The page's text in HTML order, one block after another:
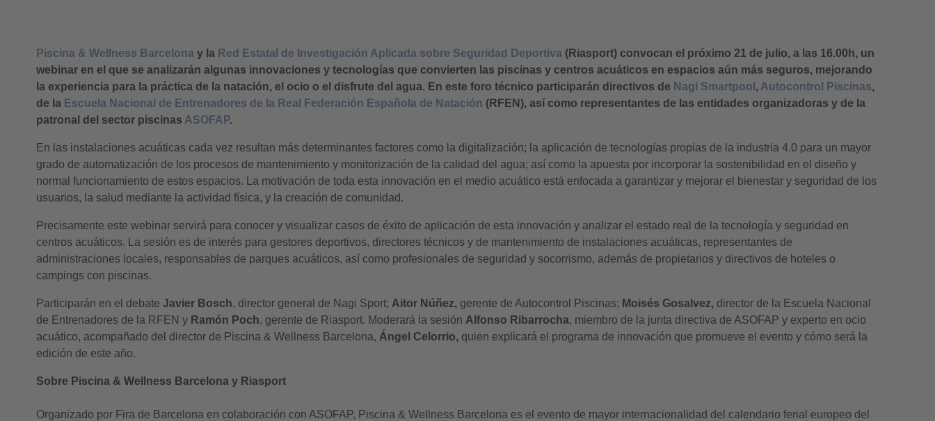
Piscina & Wellness Barcelona y la Red Estatal de Investigación Aplicada sobre Seguridad Deportiva (Riasport) convocan el próximo 21 de julio, a las 16.00h, un
webinar en el que se analizarán algunas innovaciones y tecnologías que convierten las piscinas y centros acuáticos en espacios aún más seguros, mejorando
la experiencia para la práctica de la natación, el ocio o el disfrute del agua. En este foro técnico participarán directivos de Nagi Smartpool , Autocontrol Piscinas,
de la Escuela Nacional de Entrenadores de la Real Federación Española de Natación (RFEN), así como representantes de las entidades organizadoras y de la
patronal del sector piscinas ASOFAP.
En las instalaciones acuáticas cada vez resultan más determinantes factores como la digitalización; la aplicación de tecnologías propias de la industria 4.0 para un mayor
grado de automatización de los procesos de mantenimiento y monitorización de la calidad del agua; así como la apuesta por incorporar la sostenibilidad en el diseño y
normal funcionamiento de estos espacios. La motivación de toda esta innovación en el medio acuático está enfocada a garantizar y mejorar el bienestar y seguridad de los
usuarios, la salud mediante la actividad física, y la creación de comunidad.
Precisamente este webinar servirá para conocer y visualizar casos de éxito de aplicación de esta innovación y analizar el estado real de la tecnología y seguridad en
centros acuáticos. La sesión es de interés para gestores deportivos, directores técnicos y de mantenimiento de instalaciones acuáticas, representantes de
administraciones locales, responsables de parques acuáticos, así como profesionales de seguridad y socorrismo, además de propietarios y directivos de hoteles o
campings con piscinas.
Participarán en el debate Javier Bosch, director general de Nagi Sport; Aitor Núñez, gerente de Autocontrol Piscinas; Moisés Gosalvez, director de la Escuela Nacional
de Entrenadores de la RFEN y Ramón Poch, gerente de Riasport. Moderará la sesión Alfonso Ribarrocha, miembro de la junta directiva de ASOFAP y experto en ocio
acuático, acompañado del director de Piscina & Wellness Barcelona, Ángel Celorrio, quien explicará el programa de innovación que promueve el evento y cómo será la
edición de este año.
Sobre Piscina & Wellness Barcelona y Riasport
Organizado por Fira de Barcelona en colaboración con ASOFAP, Piscina & Wellness Barcelona es el evento de mayor internacionalidad del calendario ferial europeo del